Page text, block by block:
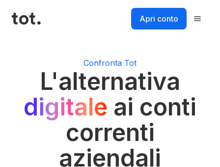
Apri conto
Soluzioni
Confronta Tot
L'alternativa
digitale ai conti
correnti
aziendali